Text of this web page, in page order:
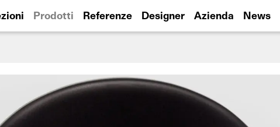
Prodotti Referenze Designer Azienda News